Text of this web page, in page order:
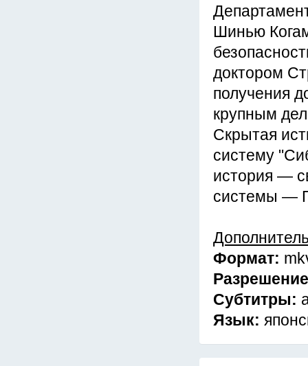
Шинью
доктором
получения
крупным
Скрытая
систему
история —
системы —
Формат:
Субтитры:
Язык: